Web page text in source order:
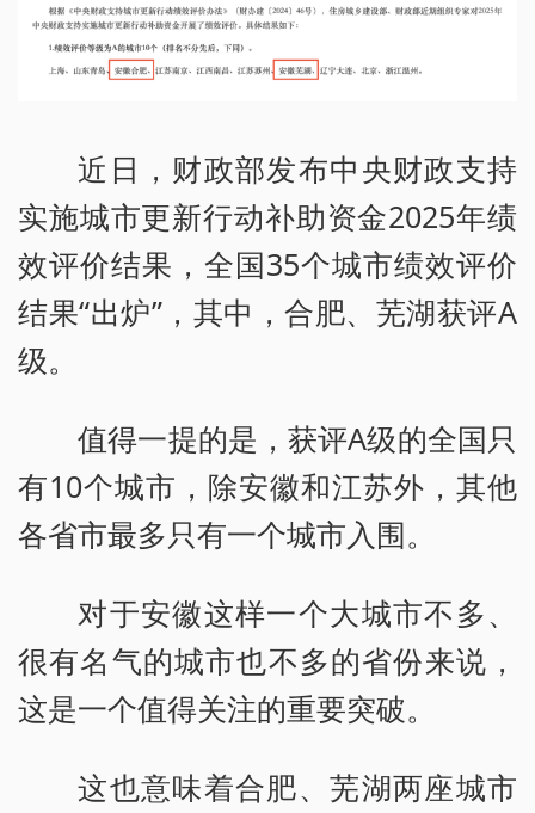
近日，财政部发布中央财政支持
实施城市更新行动补助资金2025年绩
效评价结果，全国35个城市绩效评价
结果“出炉”，其中，合肥、芜湖获评A
级。
值得一提的是，获评A级的全国只
有10个城市，除安徽和江苏外，其他
各省市最多只有一个城市入围。
对于安徽这样一个大城市不多、
很有名气的城市也不多的省份来说，
这是一个值得关注的重要突破。
这也意味着合肥、芜湖两座城市